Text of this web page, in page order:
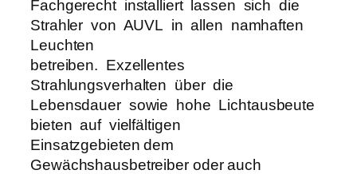
u
n
g
M
e
n
g
e
Fachgerecht installiert lassen sich die
Strahler von AUVL in allen namhaften
Leuchten
betreiben. Exzellentes
Strahlungsverhalten über die
Lebensdauer sowie hohe Lichtausbeute
bieten auf vielfältigen
Einsatzgebieten dem
Gewächshausbetreiber oder auch